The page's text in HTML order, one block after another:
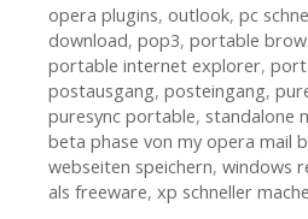
opera plugins, outlook, pc
download, pop3, portable
portable internet explorer,
postausgang, posteingang,
puresync portable, standalone
beta phase von my opera mail
webseiten speichern, windows
als freeware, xp schneller